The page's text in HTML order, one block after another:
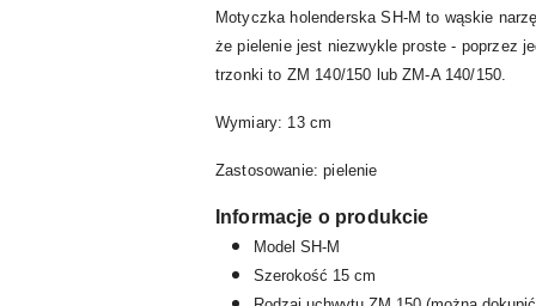
Motyczka holenderska SH-M to wąskie
że pielenie jest niezwykle proste - poprzez
trzonki to ZM 140/150 lub ZM-A 140/150.
Wymiary: 13 cm
Zastosowanie: pielenie
Informacje o produkcie
Model SH-M
Szerokość 15 cm